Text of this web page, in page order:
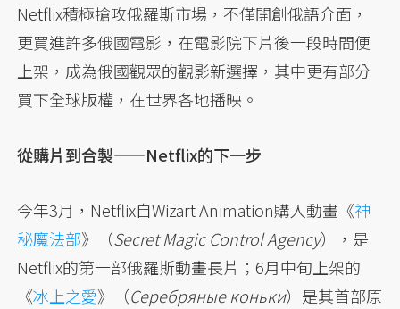
Netflix積極搶攻俄羅斯市場，不僅開創俄語介面，
更買進許多俄國電影，在電影院下片後一段時間便
上架，成為俄國觀眾的觀影新選擇，其中更有部分
買下全球版權，在世界各地播映。
從購片到合製——Netflix的下一步
今年3月，Netflix自Wizart Animation購入動畫《神
秘魔法部》（Secret Magic Control Agency），是
Netflix的第一部俄羅斯動畫長片；6月中旬上架的
《冰上之愛》（Серебряные коньки）是其首部原